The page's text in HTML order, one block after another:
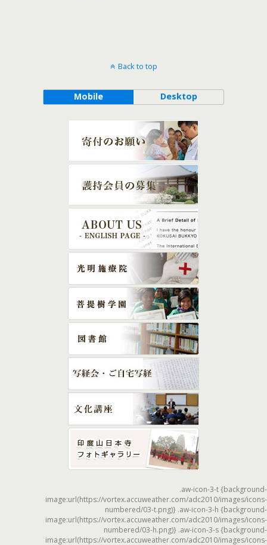
Back to top
Mobile Desktop
.aw-icon-3-t {background-
image:url(https://vortex.accuweather.com/adc2010/images/icons-
numbered/03-t.png)} .aw-icon-3-h {background-
image:url(https://vortex.accuweather.com/adc2010/images/icons-
numbered/03-h.png)} .aw-icon-3-s {background-
image:url(https://vortex.accuweather.com/adc2010/images/icons-